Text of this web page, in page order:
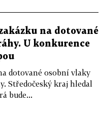
na dotované
U konkurence
dotované osobní vlaky
Středočeský kraj hledal
bude...